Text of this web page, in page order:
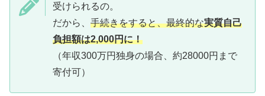
受けられるの。
だから、 手続きをすると、最終的な実質自己
負担額は2,000円に！
（年収300万円独身の場合、約28000円まで
寄付可）